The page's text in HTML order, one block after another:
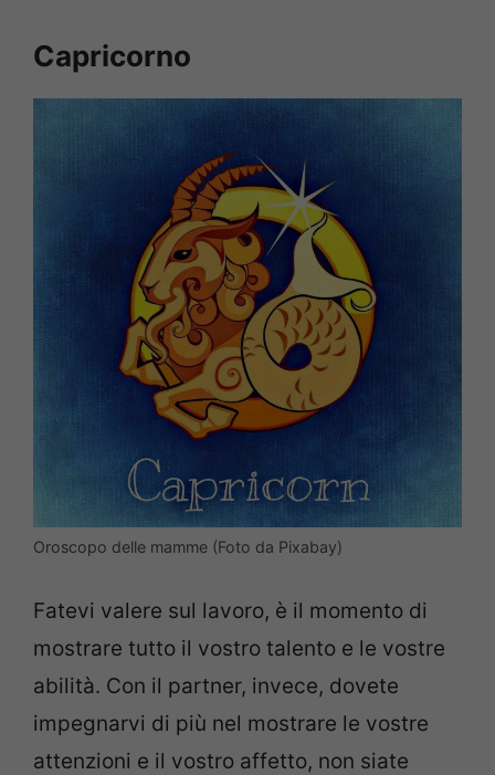
Capricorno
Oroscopo delle mamme (Foto da Pixabay)
Fatevi valere sul lavoro, è il momento di
mostrare tutto il vostro talento e le vostre
abilità. Con il partner, invece, dovete
impegnarvi di più nel mostrare le vostre
attenzioni e il vostro affetto, non siate